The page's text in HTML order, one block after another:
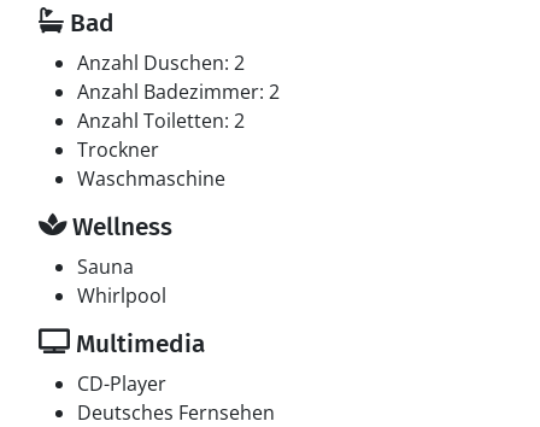
Bad
Anzahl Duschen: 2
Anzahl Badezimmer: 2
Anzahl Toiletten: 2
Trockner
Waschmaschine
Wellness
Sauna
Whirlpool
Multimedia
CD-Player
Deutsches Fernsehen